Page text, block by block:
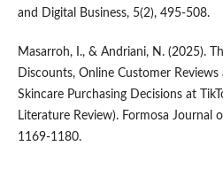
and Digital Business, 5(2), 495-508.
Masarroh, I., & Andriani, N. (2025).
Discounts, Online Customer
Skincare Purchasing Decisions at
Literature Review). Formosa Journal
1169-1180.